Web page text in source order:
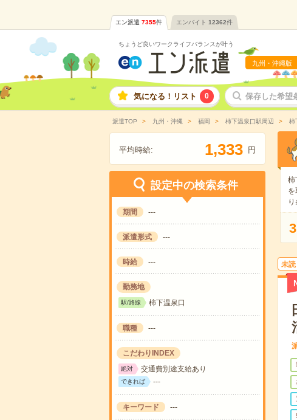
エン派遣 7355件 エンバイト 12362件
ちょうど良いワークライフバランスが叶う
九州・沖縄版
気になる！リスト 0 保存した希望
派遣TOP 九州・沖縄 福岡 柿下温泉口駅周辺 柿
平均時給: 1,333 円
設定中の検索条件
期間 ---
派遣形式 ---
時給 ---
勤務地
駅/路線 柿下温泉口
職種 ---
こだわりINDEX
絶対 交通費別途支給あり
できれば ---
キーワード ---
柿
を
3
未読